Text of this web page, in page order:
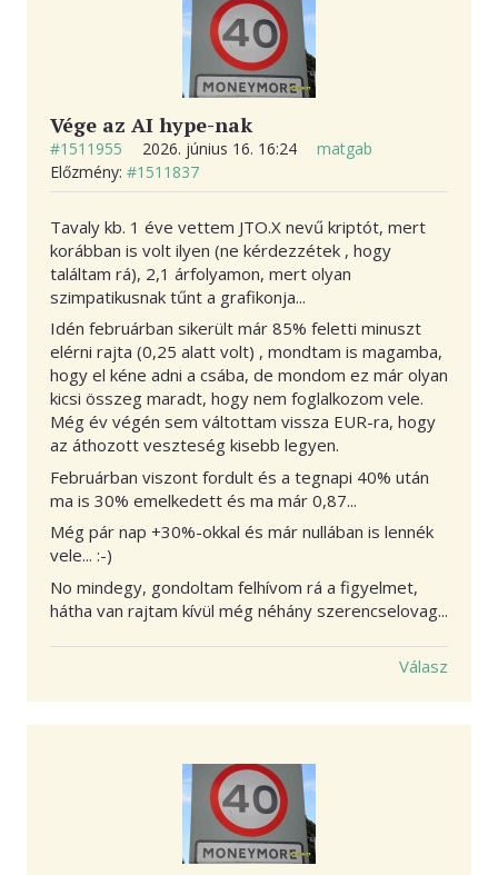
Vége az AI hype-nak
#1511955 2026. június 16. 16:24
matgab
Előzmény: #1511837
Tavaly kb. 1 éve vettem JTO.X nevű kriptót, mert
korábban is volt ilyen (ne kérdezzétek , hogy
találtam rá), 2,1 árfolyamon, mert olyan
szimpatikusnak tűnt a grafikonja...
Idén februárban sikerült már 85% feletti minuszt
elérni rajta (0,25 alatt volt) , mondtam is magamba,
hogy el kéne adni a csába, de mondom ez már olyan
kicsi összeg maradt, hogy nem foglalkozom vele.
Még év végén sem váltottam vissza EUR-ra, hogy
az áthozott veszteség kisebb legyen.
Februárban viszont fordult és a tegnapi 40% után
ma is 30% emelkedett és ma már 0,87...
Még pár nap +30%-okkal és már nullában is lennék
vele... :-)
No mindegy, gondoltam felhívom rá a figyelmet,
hátha van rajtam kívül még néhány szerencselovag...
Válasz